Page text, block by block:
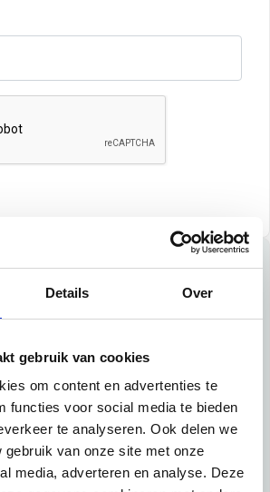
Details Over
gebruik van cookies
om content en advertenties te
functies voor social media te bieden
te analyseren. Ook delen we
gebruik van onze site met onze
media, adverteren en analyse. Deze
introductie en geef de volgende
of werkzoekend